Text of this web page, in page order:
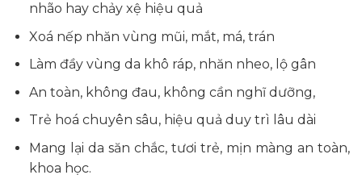
nhão hay chảy xệ hiệu quả
Xoá nếp nhăn vùng mũi, mắt, má, trán
Làm đầy vùng da khô ráp, nhăn nheo, lộ gân
An toàn, không đau, không cần nghĩ dưỡng,
Trẻ hoá chuyên sâu, hiệu quả duy trì lâu dài
Mang lại da săn chắc, tươi trẻ, mịn màng an toàn,
khoa học.